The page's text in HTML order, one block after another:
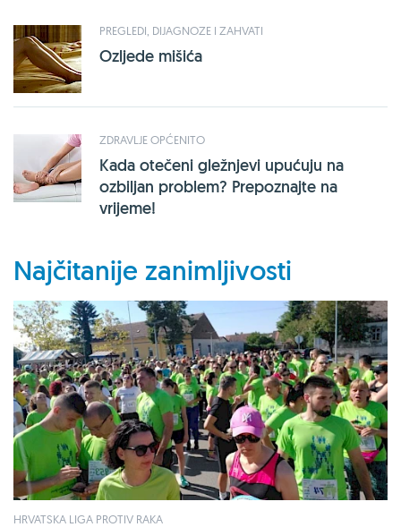
PREGLEDI, DIJAGNOZE I ZAHVATI
Ozljede mišića
ZDRAVLJE OPĆENITO
Kada otečeni gležnjevi upućuju na
ozbiljan problem? Prepoznajte na
vrijeme!
Najčitanije zanimljivosti
HRVATSKA LIGA PROTIV RAKA